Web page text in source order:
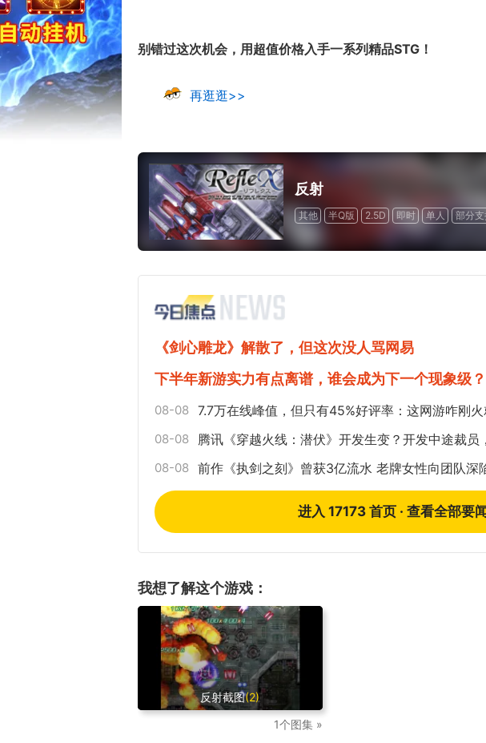
别错过这次机会，用超值价格入手一系列精品STG！
再逛逛>>
反射
其他 半Q版 2.5D 即时 单人
部分
《剑心雕龙》解散了，但这次没人骂网易
下半年新游实力有点离谱，谁会成为下一个现象级？
08-08 7.7万在线峰值，但只有45%好评率：这网游咋刚火
08-08 腾讯《穿越火线：潜伏》开发生变？开发中途裁员
08-08 前作《执剑之刻》曾获3亿流水 老牌女性向团队深
进入 17173 首页 · 查看全部要
我想了解这个游戏：
反射截图(2)
1个图集 »
17周年庆典 争霸赛大区火
爆开启